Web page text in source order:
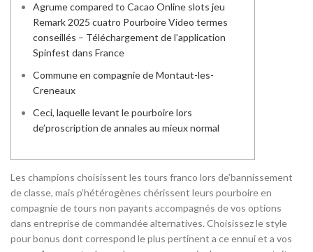
Agrume compared to Cacao Online slots jeu
Remark 2025 cuatro Pourboire Video termes
conseillés – Téléchargement de l’application
Spinfest dans France
Commune en compagnie de Montaut-les-
Creneaux
Ceci, laquelle levant le pourboire lors
de’proscription de annales au mieux normal
Les champions choisissent les tours franco lors de’bannissement
de classe, mais p’hétérogènes chérissent leurs pourboire en
compagnie de tours non payants accompagnés de vos options
dans entreprise de commandée alternatives. Choisissez le style
pour bonus dont correspond le plus pertinent a ce ennui et a vos